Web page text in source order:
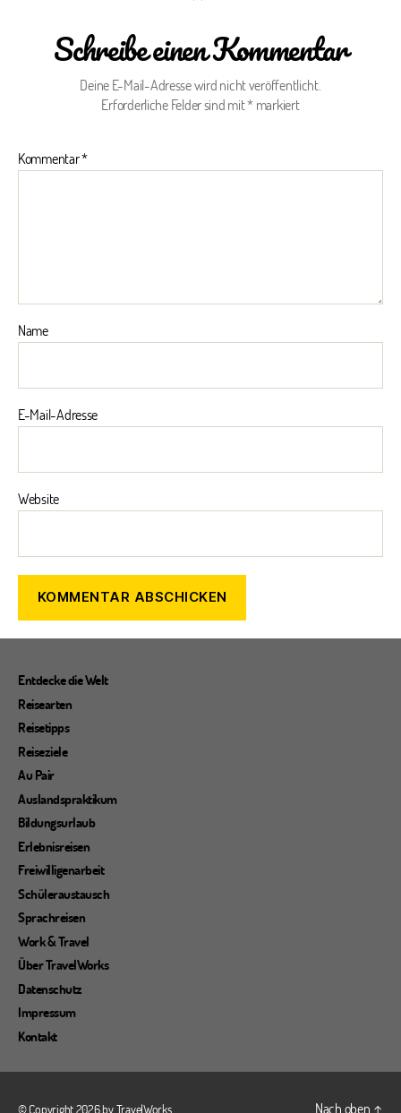
Schreibe einen Kommentar
Deine E-Mail-Adresse wird nicht veröffentlicht.
Erforderliche Felder sind mit*markiert
Kommentar*
Name
E-Mail-Adresse
Website
Entdecke die Welt
Reisearten
Reisetipps
Reiseziele
Au Pair
Auslandspraktikum
Bildungsurlaub
Erlebnisreisen
Freiwilligenarbeit
Schüleraustausch
Sprachreisen
Work & Travel
Über TravelWorks
Datenschutz
Impressum
Kontakt
© Copyright 2026 byTravelWorks Nach oben ↑